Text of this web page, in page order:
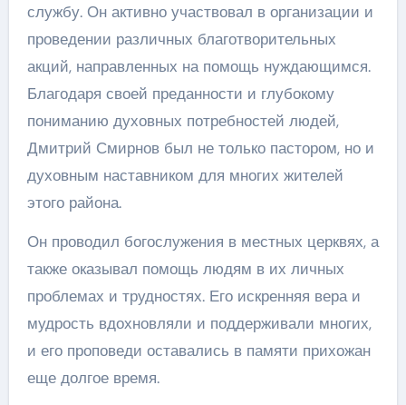
службу. Он активно участвовал в организации и
проведении различных благотворительных
акций, направленных на помощь нуждающимся.
Благодаря своей преданности и глубокому
пониманию духовных потребностей людей,
Дмитрий Смирнов был не только пастором, но и
духовным наставником для многих жителей
этого района.
Он проводил богослужения в местных церквях, а
также оказывал помощь людям в их личных
проблемах и трудностях. Его искренняя вера и
мудрость вдохновляли и поддерживали многих,
и его проповеди оставались в памяти прихожан
еще долгое время.